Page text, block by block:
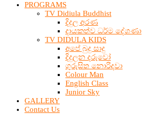
PROGRAMS
TV Didiula Buddhist
දිදුල අරණ
දායකත්ව ධර්ම දේශණා
TV DIDULA KIDS
අපේ බුදු සාදු
දිදුලන දරුවෝ
ගුරුසිත නොරිදවා
Colour Man
English Class
Junior Sky
GALLERY
Contact Us